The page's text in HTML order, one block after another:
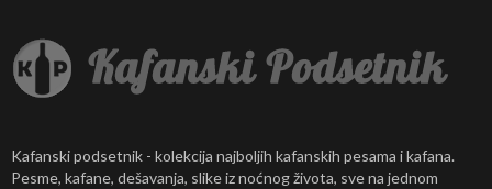
Kafanski podsetnik - kolekcija najboljih kafanskih pesama i kafana.
Pesme, kafane, dešavanja, slike iz noćnog života, sve na jednom